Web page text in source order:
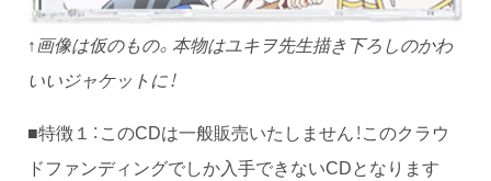
↑画像は仮のもの。本物はユキヲ先生描き下ろしのかわ
いいジャケットに！
■特徴１：このCDは一般販売いたしません！このクラウ
ドファンディングでしか入手できないCDとなります